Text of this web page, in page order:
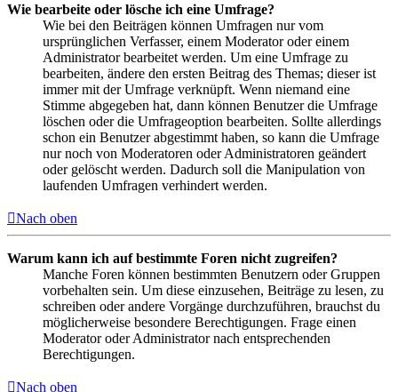
Wie bearbeite oder lösche ich eine Umfrage?
Wie bei den Beiträgen können Umfragen nur vom
ursprünglichen Verfasser, einem Moderator oder einem
Administrator bearbeitet werden. Um eine Umfrage zu
bearbeiten, ändere den ersten Beitrag des Themas; dieser ist
immer mit der Umfrage verknüpft. Wenn niemand eine
Stimme abgegeben hat, dann können Benutzer die Umfrage
löschen oder die Umfrageoption bearbeiten. Sollte allerdings
schon ein Benutzer abgestimmt haben, so kann die Umfrage
nur noch von Moderatoren oder Administratoren geändert
oder gelöscht werden. Dadurch soll die Manipulation von
laufenden Umfragen verhindert werden.
Nach oben
Warum kann ich auf bestimmte Foren nicht zugreifen?
Manche Foren können bestimmten Benutzern oder Gruppen
vorbehalten sein. Um diese einzusehen, Beiträge zu lesen, zu
schreiben oder andere Vorgänge durchzuführen, brauchst du
möglicherweise besondere Berechtigungen. Frage einen
Moderator oder Administrator nach entsprechenden
Berechtigungen.
Nach oben